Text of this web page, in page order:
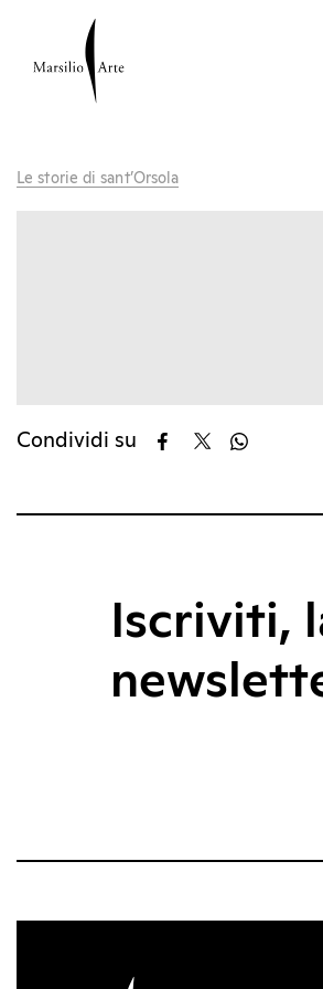
Le storie di sant’Orsola
Condividi su
Iscriviti,